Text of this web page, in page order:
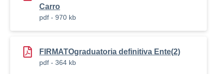
Carro
pdf - 970 kb
FIRMATOgraduatoria definitiva Ente(2)
pdf - 364 kb